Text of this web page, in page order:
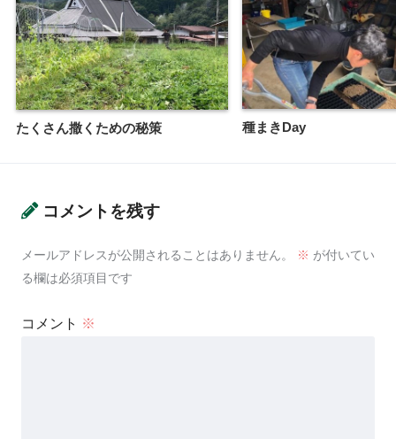
たくさん撒くための秘策 種まきDay
コメントを残す
メールアドレスが公開されることはありません。 ※ が付いてい
る欄は必須項目です
コメント ※